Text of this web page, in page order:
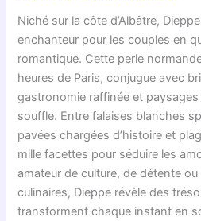
Niché sur la côte d’Albâtre,
enchanteur pour les couples en
romantique. Cette perle
heures de Paris, conjugue avec
gastronomie raffinée et
souffle. Entre falaises blanches
pavées chargées d’histoire et
mille facettes pour séduire les
amateur de culture, de détente
culinaires, Dieppe révèle des
transforment chaque instant en